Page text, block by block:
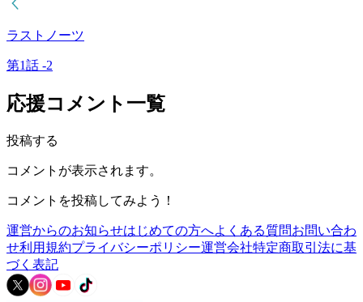
ラストノーツ
第1話 -2
応援コメント一覧
投稿する
コメントが表示されます。
コメントを投稿してみよう！
運営からのお知らせはじめての方へよくある質問お問い合わ
せ利用規約プライバシーポリシー運営会社特定商取引法に基
づく表記